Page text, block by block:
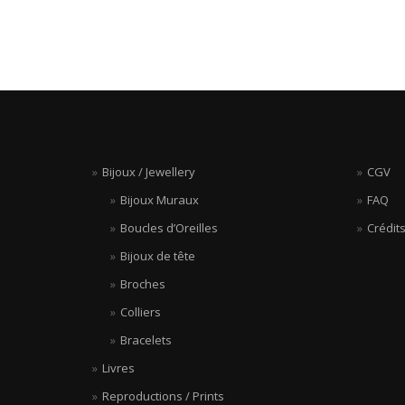
Bijoux / Jewellery
Bijoux Muraux
Boucles d’Oreilles
Bijoux de tête
Broches
Colliers
Bracelets
Livres
Reproductions / Prints
CGV
FAQ
Crédits